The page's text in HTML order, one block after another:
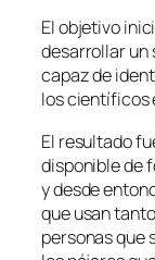
El objetivo
desarrollar
capaz de
los científicos
El resultado
disponible de
y desde
que usan
personas que